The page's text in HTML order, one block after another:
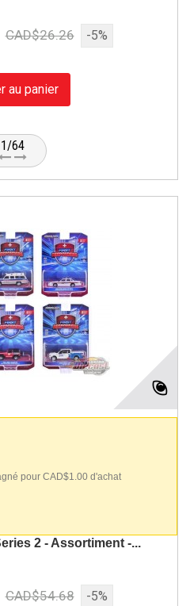
CAD$26.26 -5%
au panier
1/64
pour CAD$1.00 d'achat
2 - Assortiment -...
CAD$54.68 -5%